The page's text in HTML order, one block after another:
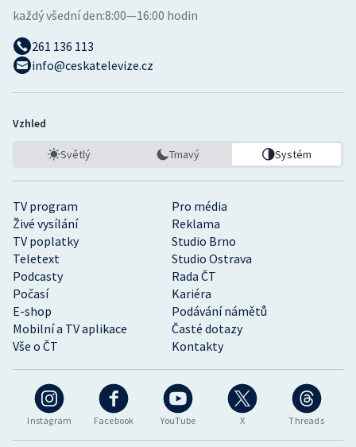
Instagram Facebook YouTube X Threads
TV program
Pro média
Živé vysílání
Reklama
TV poplatky
Studio Brno
Teletext
Studio Ostrava
Podcasty
Rada ČT
Počasí
Kariéra
E-shop
Podávání námětů
Mobilní a TV aplikace
Časté dotazy
Vše o ČT
Kontakty
každý všední den:8:00—16:00 hodin
261 136 113
info@ceskatelevize.cz
Vzhled
Světlý Tmavý Systém